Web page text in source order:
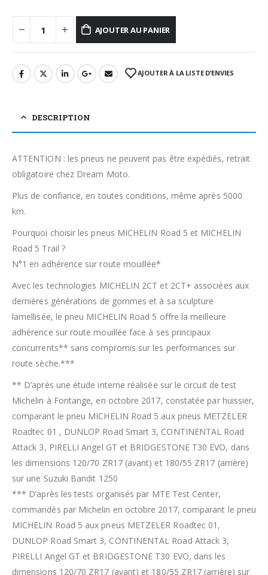
AJOUTER AU PANIER
AJOUTER À LA LISTE D’ENVIES
DESCRIPTION
ATTENTION : les pneus ne peuvent pas être expédiés, retrait
obligatoire chez Dream Moto.
Plus de confiance, en toutes conditions, même après 5000
km.
Pourquoi choisir les pneus MICHELIN Road 5 et MICHELIN
Road 5 Trail ?
N°1 en adhérence sur route mouillée*
Avec les technologies MICHELIN 2CT et 2CT+ associées aux
dernières générations de gommes et à sa sculpture
lamellisée, le pneu MICHELIN Road 5 offre la meilleure
adhérence sur route mouillée face à ses principaux
concurrents** sans compromis sur les performances sur
route sèche.***
** D’après une étude interne réalisée sur le circuit de test
Michelin à Fontange, en octobre 2017, constatée par huissier,
comparant le pneu MICHELIN Road 5 aux pneus METZELER
Roadtec 01 , DUNLOP Road Smart 3, CONTINENTAL Road
Attack 3, PIRELLI Angel GT et BRIDGESTONE T30 EVO, dans
les dimensions 120/70 ZR17 (avant) et 180/55 ZR17 (arrière)
sur une Suzuki Bandit 1250
*** D’après les tests organisés par MTE Test Center,
commandés par Michelin en octobre 2017, comparant le pneu
MICHELIN Road 5 aux pneus METZELER Roadtec 01,
DUNLOP Road Smart 3, CONTINENTAL Road Attack 3,
PIRELLI Angel GT et BRIDGESTONE T30 EVO, dans les
dimensions 120/70 ZR17 (avant) et 180/55 ZR17 (arrière) sur